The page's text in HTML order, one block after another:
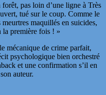
pas loin d’une ligne à Très
tué sur le coup. Comme le
maquillés en suicides,
la première fois ! »
mécanique de crime parfait,
psychologique bien orchestré
et une confirmation s’il en
auteur.